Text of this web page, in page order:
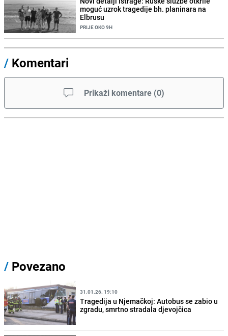
moguć uzrok tragedije bh. planinara na
Elbrusu
PRIJE OKO 9H
/ Komentari
Prikaži komentare (0)
/ Povezano
31.01.26. 19:10
Tragedija u Njemačkoj: Autobus se zabio u
zgradu, smrtno stradala djevojčica